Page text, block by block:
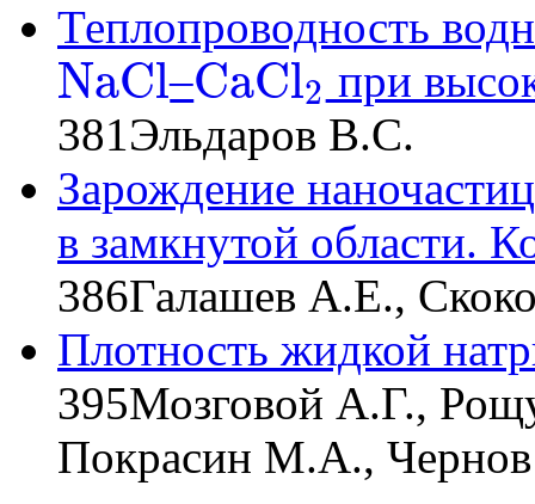
Теплопроводность
NaCl
N aC l –CaCl2
CaCl2
при
381 Эльдаров В.С.
Зарождение
в замкнутой области.
386Галашев А.Е.,
Плотность жидкой
395Мозговой А.Г.,
Покрасин М.А.,